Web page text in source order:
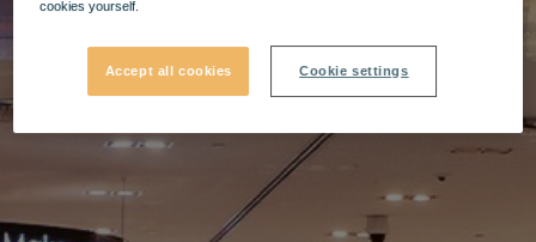
cookies yourself.
Accept all cookies Cookie settings